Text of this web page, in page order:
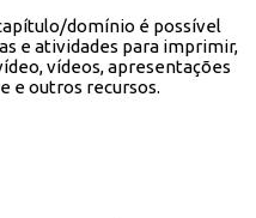
domínio é possível
e atividades para imprimir,
vídeos, apresentações
e outros recursos.